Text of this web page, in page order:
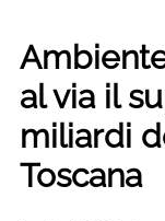
al via il
miliardi
Toscana